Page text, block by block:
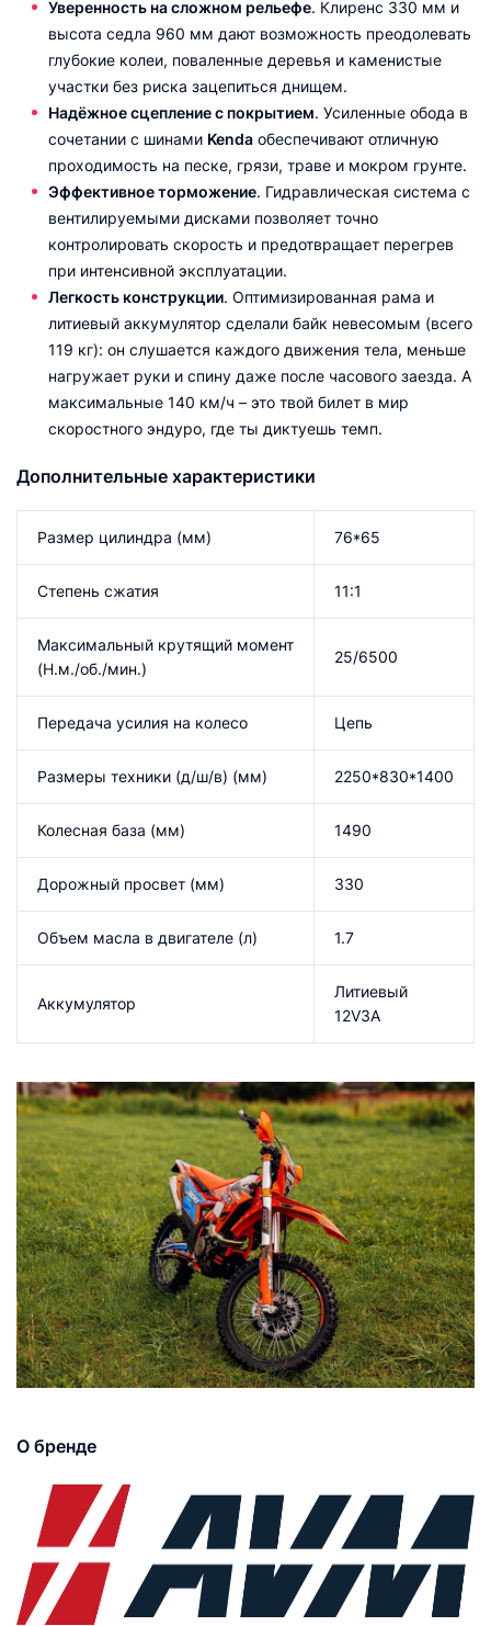
Уверенность на сложном рельефе. Клиренс 330 мм и
высота седла 960 мм дают возможность преодолевать
глубокие колеи, поваленные деревья и каменистые
участки без риска зацепиться днищем.
Надёжное сцепление с покрытием. Усиленные обода в
сочетании с шинами Kenda обеспечивают отличную
проходимость на песке, грязи, траве и мокром грунте.
Эффективное торможение. Гидравлическая система с
вентилируемыми дисками позволяет точно
контролировать скорость и предотвращает перегрев
при интенсивной эксплуатации.
Легкость конструкции. Оптимизированная рама и
литиевый аккумулятор сделали байк невесомым (всего
119 кг): он слушается каждого движения тела, меньше
нагружает руки и спину даже после часового заезда. А
максимальные 140 км/ч – это твой билет в мир
скоростного эндуро, где ты диктуешь темп.
Дополнительные характеристики
Размер цилиндра (мм) 76*65
Степень сжатия 11:1
Максимальный крутящий момент
(Н.м./об./мин.)
25/6500
Передача усилия на колесо Цепь
Размеры техники (д/ш/в) (мм) 2250*830*1400
Колесная база (мм) 1490
Дорожный просвет (мм) 330
Объем масла в двигателе (л) 1.7
Аккумулятор
Литиевый
12V3A
О бренде